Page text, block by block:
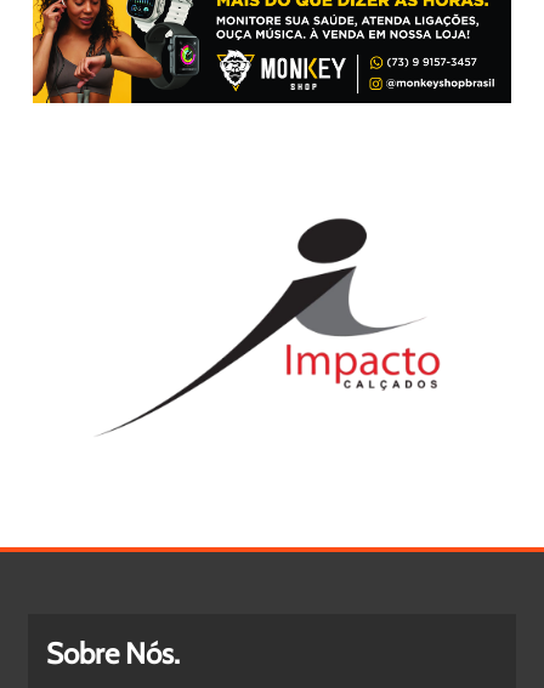
Sobre Nós.